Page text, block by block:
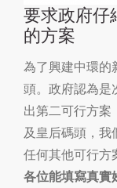
要求政府仔
的方案
為了興建中環的
頭。政府認為是
出第二可行方案
及皇后碼頭，我
任何其他可行方
各位能填寫真實